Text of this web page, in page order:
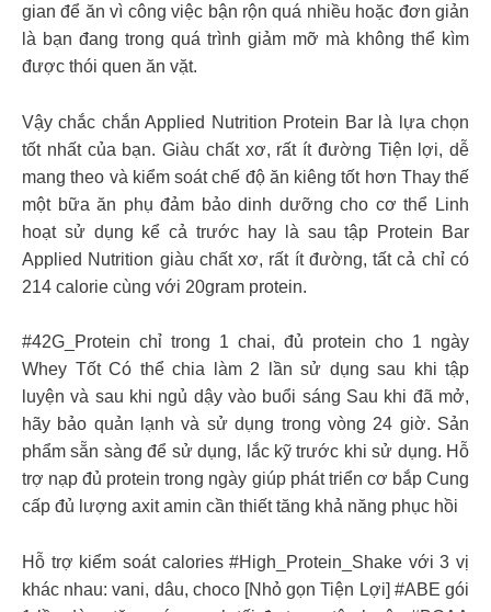
gian để ăn vì công việc bận rộn quá nhiều hoặc đơn giản
là bạn đang trong quá trình giảm mỡ mà không thể kìm
được thói quen ăn vặt.
Vậy chắc chắn Applied Nutrition Protein Bar là lựa chọn
tốt nhất của bạn. Giàu chất xơ, rất ít đường Tiện lợi, dễ
mang theo và kiểm soát chế độ ăn kiêng tốt hơn Thay thế
một bữa ăn phụ đảm bảo dinh dưỡng cho cơ thể Linh
hoạt sử dụng kể cả trước hay là sau tập Protein Bar
Applied Nutrition giàu chất xơ, rất ít đường, tất cả chỉ có
214 calorie cùng với 20gram protein.
#42G_Protein chỉ trong 1 chai, đủ protein cho 1 ngày
Whey Tốt Có thể chia làm 2 lần sử dụng sau khi tập
luyện và sau khi ngủ dậy vào buổi sáng Sau khi đã mở,
hãy bảo quản lạnh và sử dụng trong vòng 24 giờ. Sản
phẩm sẵn sàng để sử dụng, lắc kỹ trước khi sử dụng. Hỗ
trợ nạp đủ protein trong ngày giúp phát triển cơ bắp Cung
cấp đủ lượng axit amin cần thiết tăng khả năng phục hồi
Hỗ trợ kiểm soát calories #High_Protein_Shake với 3 vị
khác nhau: vani, dâu, choco [Nhỏ gọn Tiện Lợi] #ABE gói